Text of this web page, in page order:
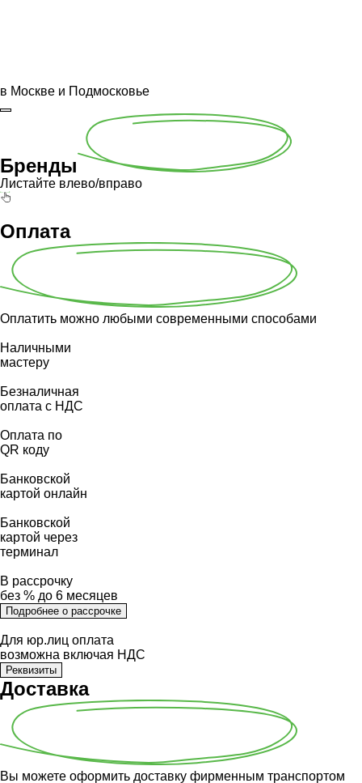
в Москве и Подмосковье
Бренды
Листайте влево/вправо
Оплата
Оплатить можно любыми современными способами
Наличными
мастеру
Безналичная
оплата с НДС
Оплата по
QR коду
Банковской
картой онлайн
Банковской
картой через
терминал
В рассрочку
без % до 6 месяцев
Подробнее о рассрочке
Для юр.лиц оплата
возможна включая НДС
Реквизиты
Доставка
Вы можете оформить доставку фирменным транспортом